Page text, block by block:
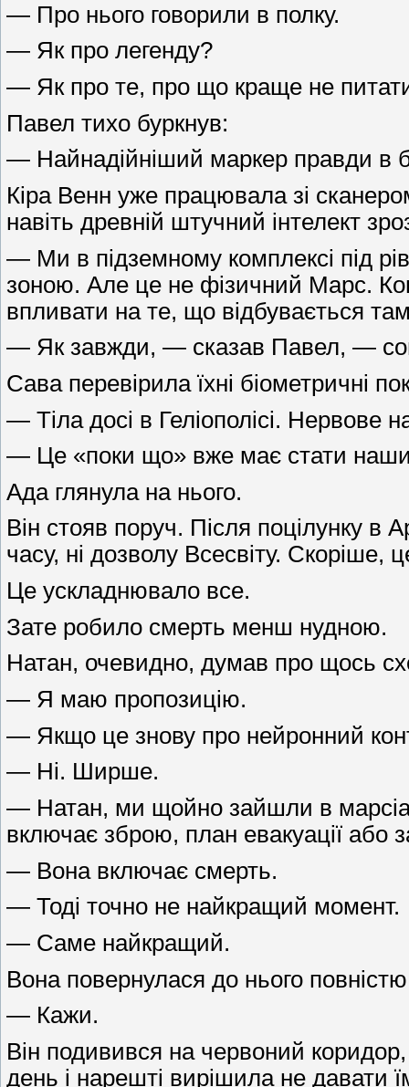
— Про нього говорили в полку.
— Як про легенду?
— Як про те, про що краще не
Павел тихо буркнув:
— Найнадійніший маркер правди в
Кіра Венн уже працювала зі
навіть древній штучний інтелект
— Ми в підземному комплексі під
зоною. Але це не фізичний Марс.
впливати на те, що відбувається
— Як завжди, — сказав Павел, —
Сава перевірила їхні біометричні
— Тіла досі в Геліополісі.
— Це «поки що» вже має стати
Ада глянула на нього.
Він стояв поруч. Після поцілунку в
часу, ні дозволу Всесвіту. Скоріше,
Це ускладнювало все.
Зате робило смерть менш нудною.
Натан, очевидно, думав про щось
— Я маю пропозицію.
— Якщо це знову про нейронний
— Ні. Ширше.
— Натан, ми щойно зайшли в
включає зброю, план евакуації або
— Вона включає смерть.
— Тоді точно не найкращий момент.
— Саме найкращий.
Вона повернулася до нього
— Кажи.
Він подивився на червоний
день і нарешті вирішила не давати